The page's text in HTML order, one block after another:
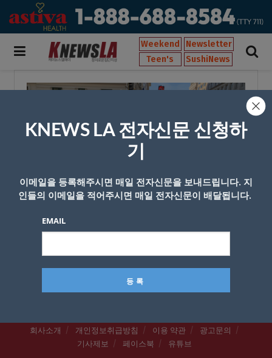
Weekend
Newsletter
Teen's
SushiNews
회사소개 개인정보취급방침 이용 약관
광고문의
기사제보
페이스북 유튜브
KNEWS LA 전자신문 신청하
기
이메일을 등록해주시면 매일 전자신문을 보내드립니다. 지
인들의 이메일을 적어주시면 매일 전자신문이 배달됩니다.
EMAIL